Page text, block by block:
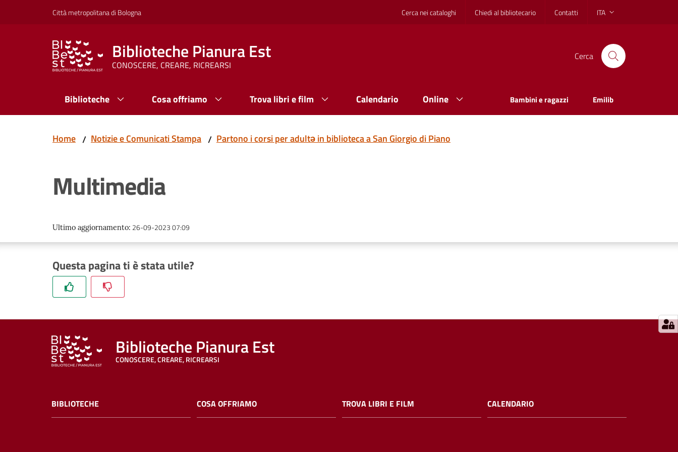
Vai al contenuto
Vai alla navigazioneCittà metropolitana di Bologna Cerca nei cataloghi Chiedi al bibliotecario Contatti ITA
Biblioteche Pianura Est
CONOSCERE, CREARE, RICREARSI
Cerca
Biblioteche Cosa offriamo Trova libri e film Calendario Online Bambini e ragazzi Emilib
Home / Notizie e Comunicati Stampa / Partono i corsi per adultə in biblioteca a San Giorgio di Piano
Multimedia
Ultimo aggiornamento: 26-09-2023 07:09
Questa pagina ti è stata utile?
Biblioteche Pianura Est
CONOSCERE, CREARE, RICREARSI
BIBLIOTECHE COSA OFFRIAMO TROVA LIBRI E FILM CALENDARIO